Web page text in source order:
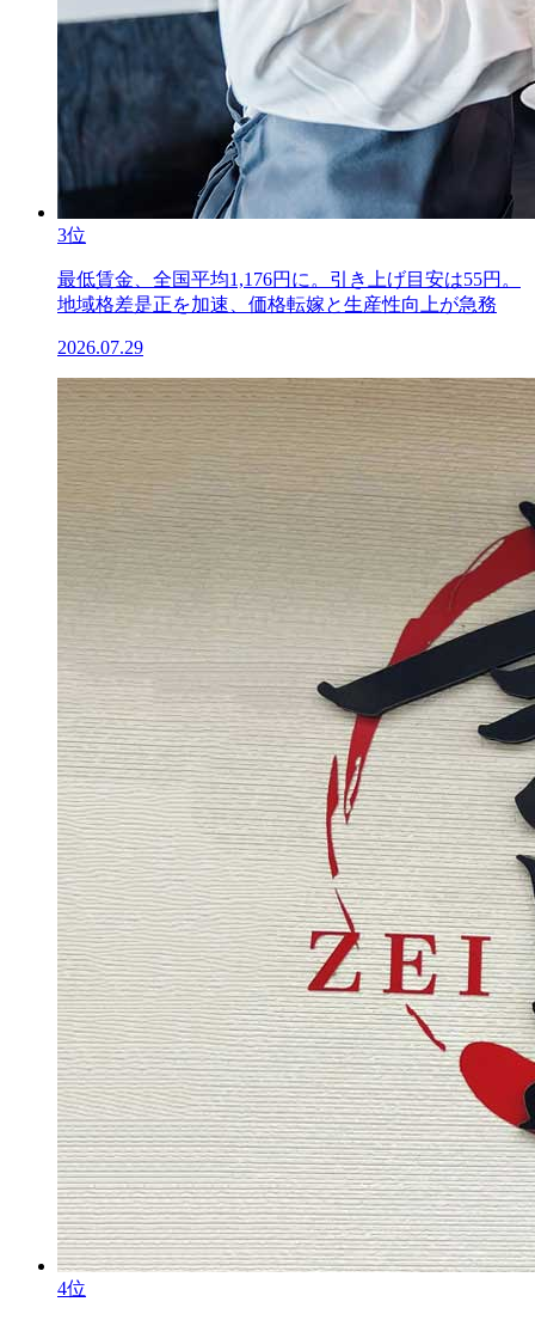
3位
最低賃金、全国平均1,176円に。引き上げ目安は55円。
地域格差是正を加速、価格転嫁と生産性向上が急務
2026.07.29
4位